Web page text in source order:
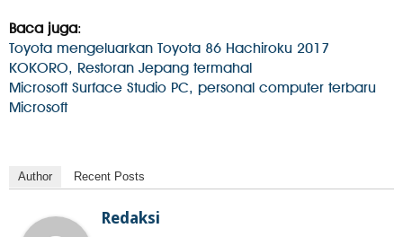
Baca juga:
Toyota mengeluarkan Toyota 86 Hachiroku 2017
KOKORO, Restoran Jepang termahal
Microsoft Surface Studio PC, personal computer terbaru
Microsoft
Author Recent Posts
Redaksi